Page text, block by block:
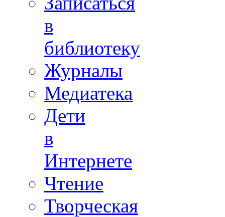
в
библиотеку
Журналы
Медиатека
Дети
в
Интернете
Чтение
Творческая